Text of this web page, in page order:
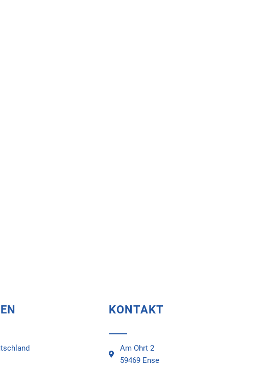
KONTAKT
Am Ohrt 2
59469 Ense